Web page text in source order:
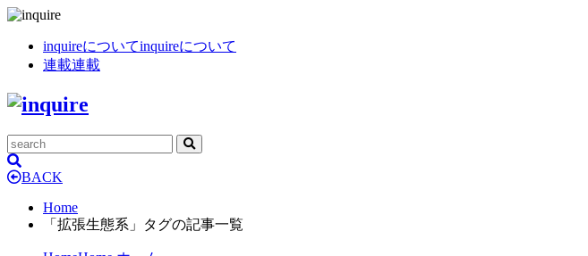
inquireについてinquireについて
連載連載
BACK
Home
「拡張生態系」タグの記事一覧